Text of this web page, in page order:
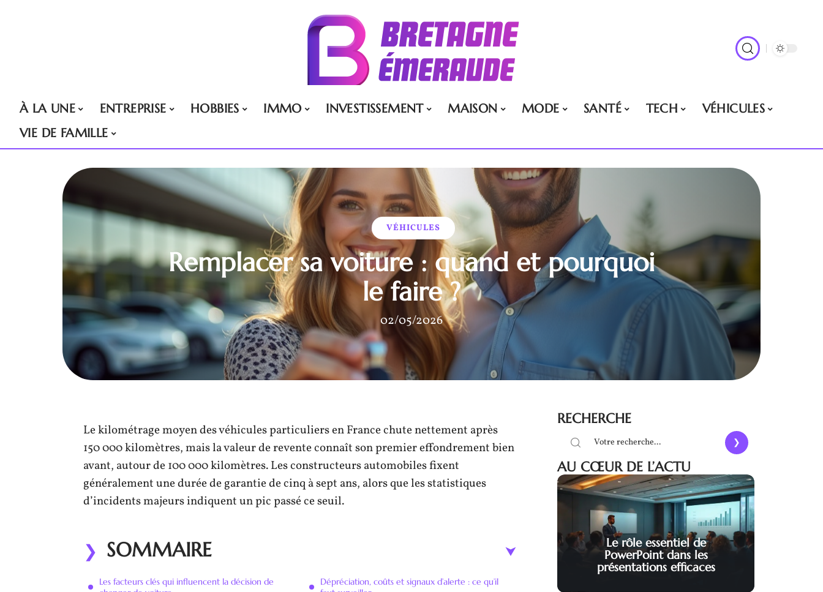
À LA UNE ENTREPRISE HOBBIES IMMO INVESTISSEMENT MAISON MODE SANTÉ TECH
VÉHICULES
VIE DE FAMILLE
VÉHICULES
Remplacer sa voiture : quand et pourquoi
le faire ?
02/05/2026
Le kilométrage moyen des véhicules particuliers en France chute nettement après
150 000 kilomètres, mais la valeur de revente connaît son premier effondrement bien
avant, autour de 100 000 kilomètres. Les constructeurs automobiles fixent
généralement une durée de garantie de cinq à sept ans, alors que les statistiques
d’incidents majeurs indiquent un pic passé ce seuil.
SOMMAIRE
Les facteurs clés qui influencent la décision de
Dépréciation, coûts et signaux d’alerte : ce qu’il
RECHERCHE
AU CŒUR DE L’ACTU
Le rôle essentiel de
PowerPoint dans les
présentations efficaces